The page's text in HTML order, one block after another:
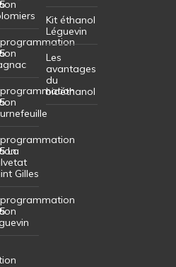
La
Gilles
Kit éthanol
Léguevin
Les
avantages
du
bioéthanol